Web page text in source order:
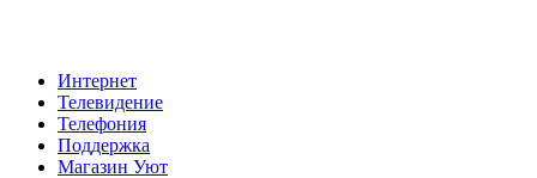
Интернет
Телевидение
Телефония
Поддержка
Магазин Уют